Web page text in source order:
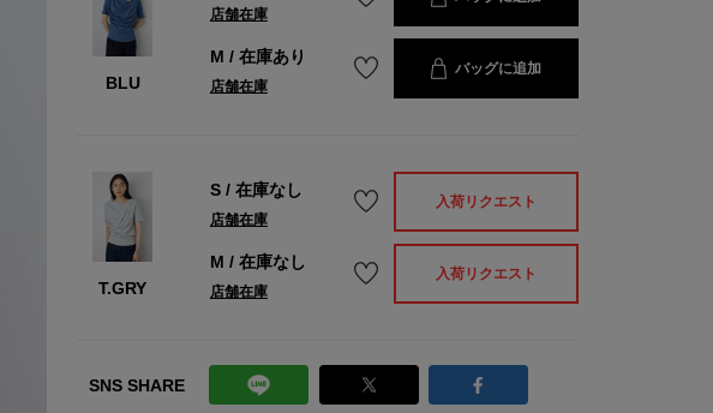
BLU
店舗在庫
M / 在庫あり
店舗在庫
バッグに追加
T.GRY
S/ 在庫なし
店舗在庫
入荷リクエスト
M / 在庫なし
店舗在庫
入荷リクエスト
SNS SHARE